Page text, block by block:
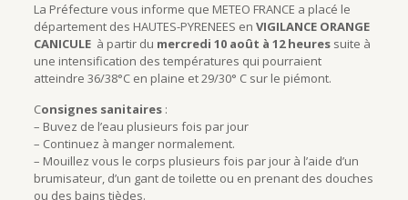
La Préfecture vous informe que METEO FRANCE a placé le
département des HAUTES-PYRENEES en VIGILANCE ORANGE
CANICULEà partir du mercredi 10 août à 12 heuressuite à
une intensification des températures qui pourraient
atteindre 36/38°C en plaine et 29/30° C sur le piémont.
Consignes sanitaires :
– Buvez de l’eau plusieurs fois par jour
– Continuez à manger normalement.
– Mouillez vous le corps plusieurs fois par jour à l’aide d’un
brumisateur, d’un gant de toilette ou en prenant des douches
ou des bains tièdes.